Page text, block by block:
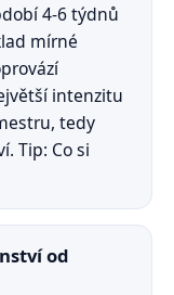
4-6 týdnů
mírné
intenzitu
tedy
Tip: Co si
od